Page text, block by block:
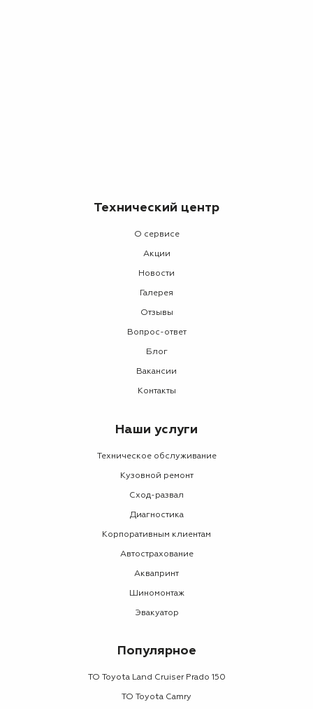
Технический центр
О сервисе
Акции
Новости
Галерея
Отзывы
Вопрос-ответ
Блог
Вакансии
Контакты
Наши услуги
Техническое обслуживание
Кузовной ремонт
Сход-развал
Диагностика
Корпоративным клиентам
Автострахование
Аквапринт
Шиномонтаж
Эвакуатор
Популярное
ТО Toyota Land Cruiser Prado 150
ТО Toyota Camry